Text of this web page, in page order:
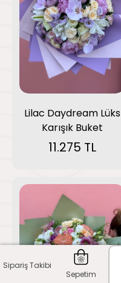
Lilac Daydream Lüks
Karışık Buket
11.275 TL
Sipariş Takibi
Sepetim